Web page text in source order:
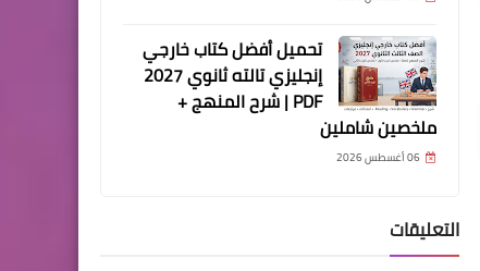
تحميل أفضل كتاب خارجي
إنجليزي تالته ثانوي 2027
PDF | شرح المنهج +
ملخصين شاملين
06 أغسطس 2026
التعليقات